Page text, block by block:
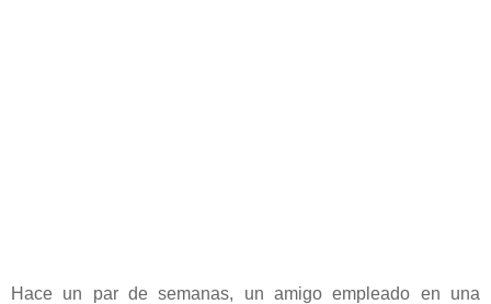
Hace un par de semanas, un amigo empleado en una